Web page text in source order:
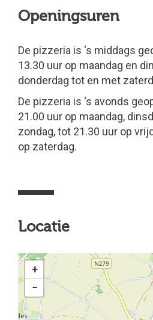
Openingsuren
De pizzeria is ‘s middags
13.30 uur op maandag en
donderdag tot en met
De pizzeria is ‘s avonds
21.00 uur op maandag,
zondag, tot 21.30 uur op
op zaterdag.
Locatie
+
−